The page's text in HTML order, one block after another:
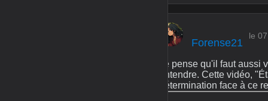
Forense21
le
Je pense qu'il faut
entendre. Cette vidéo,
détermination face à ce